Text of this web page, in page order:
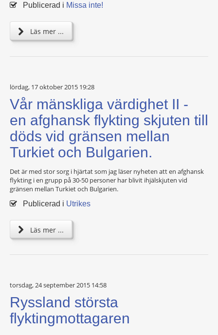
Publicerad i Missa inte!
Läs mer ...
lördag, 17 oktober 2015 19:28
Vår mänskliga värdighet II -
en afghansk flykting skjuten till
döds vid gränsen mellan
Turkiet och Bulgarien.
Det är med stor sorg i hjärtat som jag läser nyheten att en afghansk
flykting i en grupp på 30-50 personer har blivit ihjälskjuten vid
gränsen mellan Turkiet och Bulgarien.
Publicerad i Utrikes
Läs mer ...
torsdag, 24 september 2015 14:58
Ryssland största
flyktingmottagaren